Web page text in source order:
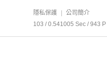
隱私保護
公司簡介
103 / 0.541005 Sec / 943